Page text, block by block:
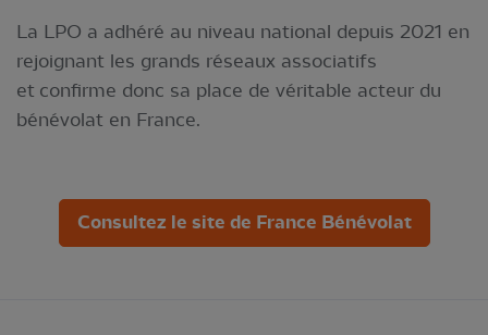
La LPO a adhéré au niveau national depuis 2021 en
rejoignant les grands réseaux associatifs
et confirme donc sa place de véritable acteur du
bénévolat en France.
Consultez le site de France Bénévolat